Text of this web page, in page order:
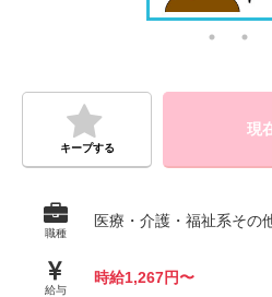
キープする
現
職種
医療・介護・福祉系その
給与
時給1,267円〜